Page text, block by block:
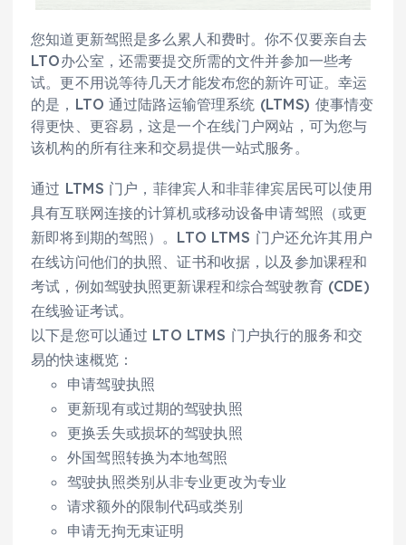
您知道更新驾照是多么累人和费时。你不仅要亲自去
LTO办公室，还需要提交所需的文件并参加一些考
试。更不用说等待几天才能发布您的新许可证。幸运
的是，LTO 通过陆路运输管理系统 (LTMS) 使事情变
得更快、更容易，这是一个在线门户网站，可为您与
该机构的所有往来和交易提供一站式服务。
通过 LTMS 门户，菲律宾人和非菲律宾居民可以使用
具有互联网连接的计算机或移动设备申请驾照（或更
新即将到期的驾照）。LTO LTMS 门户还允许其用户
在线访问他们的执照、证书和收据，以及参加课程和
考试，例如驾驶执照更新课程和综合驾驶教育 (CDE)
在线验证考试。
以下是您可以通过 LTO LTMS 门户执行的服务和交
易的快速概览：
申请驾驶执照
更新现有或过期的驾驶执照
更换丢失或损坏的驾驶执照
外国驾照转换为本地驾照
驾驶执照类别从非专业更改为专业
请求额外的限制代码或类别
申请无拘无束证明